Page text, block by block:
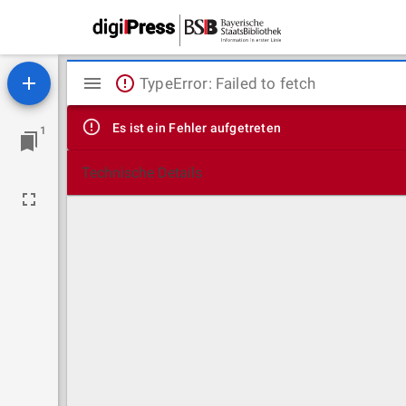
1
Mirador
Viewer
TypeError: Failed to fetch
Es ist ein Fehler aufgetreten
Technische Details